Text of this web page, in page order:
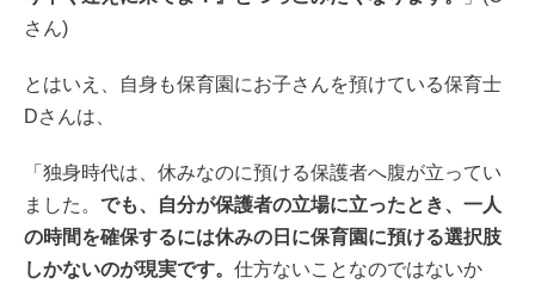
さん)
とはいえ、自身も保育園にお子さんを預けている保育士
Dさんは、
「独身時代は、休みなのに預ける保護者へ腹が立ってい
ました。 でも、自分が保護者の立場に立ったとき、一人
の時間を確保するには休みの日に保育園に預ける選択肢
しかないのが現実です。 仕方ないことなのではないか